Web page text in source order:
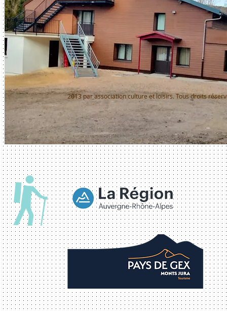
Webmaster Login
2013 par association culture et loisirs. Tous droits